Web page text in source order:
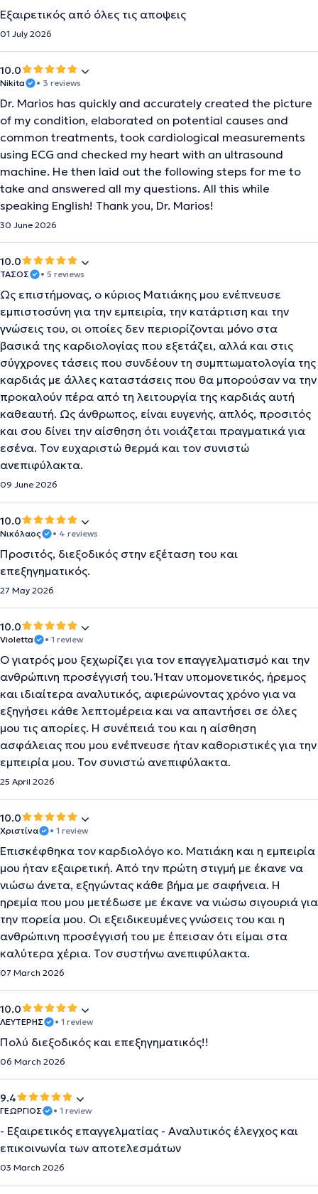
Εξαιρετικός από όλες τις αποψεις
01 July 2026
10.0
Nikita • 3 reviews
Dr. Marios has quickly and accurately created the picture
of my condition, elaborated on potential causes and
common treatments, took cardiological measurements
using ECG and checked my heart with an ultrasound
machine. He then laid out the following steps for me to
take and answered all my questions. All this while
speaking English! Thank you, Dr. Marios!
30 June 2026
10.0
ΤΑΣΟΣ • 5 reviews
Ως επιστήμονας, ο κύριος Ματιάκης μου ενέπνευσε
εμπιστοσύνη για την εμπειρία, την κατάρτιση και την
γνώσεις του, οι οποίες δεν περιορίζονται μόνο στα
βασικά της καρδιολογίας που εξετάζει, αλλά και στις
σύγχρονες τάσεις που συνδέουν τη συμπτωματολογία της
καρδιάς με άλλες καταστάσεις που θα μπορούσαν να την
προκαλούν πέρα από τη λειτουργία της καρδιάς αυτή
καθεαυτή. Ως άνθρωπος, είναι ευγενής, απλός, προσιτός
και σου δίνει την αίσθηση ότι νοιάζεται πραγματικά για
εσένα. Τον ευχαριστώ θερμά και τον συνιστώ
ανεπιφύλακτα.
09 June 2026
10.0
Νικόλαος • 4 reviews
Προσιτός, διεξοδικός στην εξέταση του και
επεξηγηματικός.
27 May 2026
10.0
Violetta • 1 review
Ο γιατρός μου ξεχωρίζει για τον επαγγελματισμό και την
ανθρώπινη προσέγγισή του. Ήταν υπομονετικός, ήρεμος
και ιδιαίτερα αναλυτικός, αφιερώνοντας χρόνο για να
εξηγήσει κάθε λεπτομέρεια και να απαντήσει σε όλες
μου τις απορίες. Η συνέπειά του και η αίσθηση
ασφάλειας που μου ενέπνευσε ήταν καθοριστικές για την
εμπειρία μου. Τον συνιστώ ανεπιφύλακτα.
25 April 2026
10.0
Χριστίνα • 1 review
Επισκέφθηκα τον καρδιολόγο κο. Ματιάκη και η εμπειρία
μου ήταν εξαιρετική. Από την πρώτη στιγμή με έκανε να
νιώσω άνετα, εξηγώντας κάθε βήμα με σαφήνεια. Η
ηρεμία που μου μετέδωσε με έκανε να νιώσω σιγουριά για
την πορεία μου. Οι εξειδικευμένες γνώσεις του και η
ανθρώπινη προσέγγισή του με έπεισαν ότι είμαι στα
καλύτερα χέρια. Τον συστήνω ανεπιφύλακτα.
07 March 2026
10.0
ΛΕΥΤΕΡΗΣ • 1 review
Πολύ διεξοδικός και επεξηγηματικός!!
06 March 2026
9.4
ΓΕΩΡΓΙΟΣ • 1 review
- Εξαιρετικός επαγγελματίας - Αναλυτικός έλεγχος και
επικοινωνία των αποτελεσμάτων
03 March 2026